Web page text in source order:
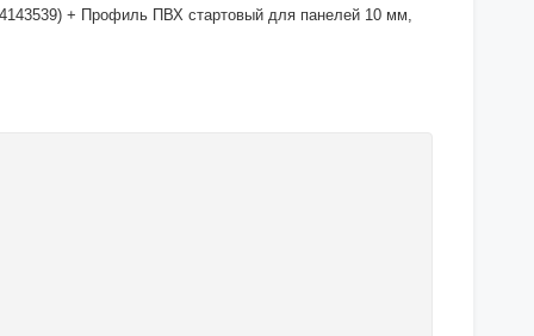
+ Профиль ПВХ стартовый для панелей 10 мм,